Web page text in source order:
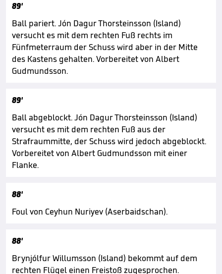
89'
Ball pariert. Jón Dagur Thorsteinsson (Island)
versucht es mit dem rechten Fuß rechts im
Fünfmeterraum der Schuss wird aber in der Mitte
des Kastens gehalten. Vorbereitet von Albert
Gudmundsson.
89'
Ball abgeblockt. Jón Dagur Thorsteinsson (Island)
versucht es mit dem rechten Fuß aus der
Strafraummitte, der Schuss wird jedoch abgeblockt.
Vorbereitet von Albert Gudmundsson mit einer
Flanke.
88'
Foul von Ceyhun Nuriyev (Aserbaidschan).
88'
Brynjólfur Willumsson (Island) bekommt auf dem
rechten Flügel einen Freistoß zugesprochen.